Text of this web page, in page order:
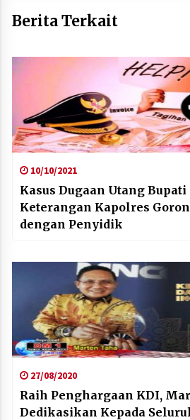
Berita Terkait
10/10/2021
Kasus Dugaan Utang Bupati
Keterangan Kapolres
dengan Penyidik
27/08/2020
Raih Penghargaan KDI,
Dedikasikan Kepada